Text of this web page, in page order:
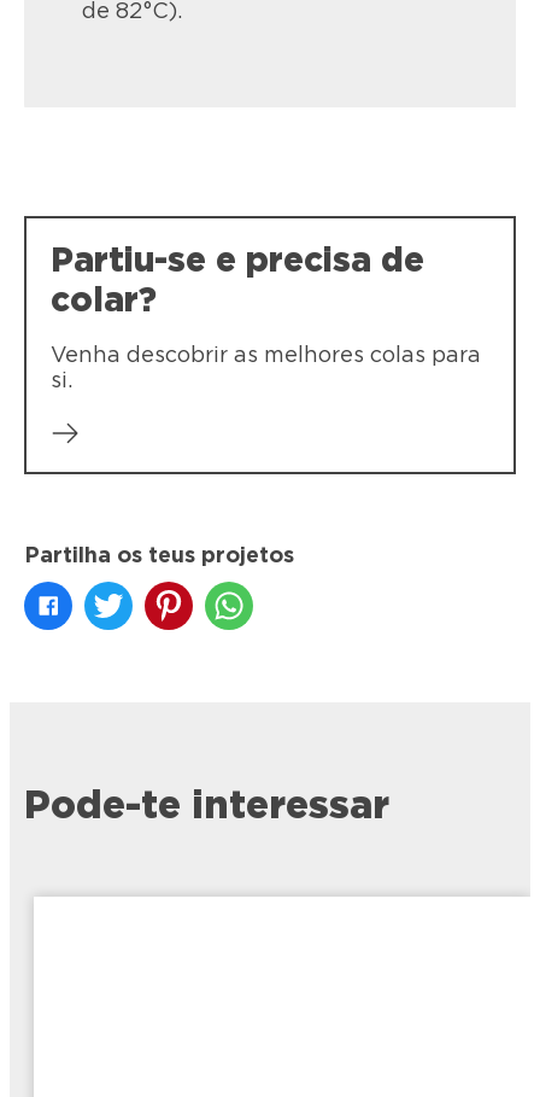
de 82°C).
Partiu-se e precisa de
colar?
Venha descobrir as melhores colas para
si.
Partilha os teus projetos
Pode-te interessar